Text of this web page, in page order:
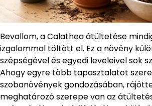
Bevallom, a Calathea átültetése
izgalommal töltött el. Ez a növény
szépségével és egyedi leveleivel sok
Ahogy egyre több tapasztalatot
szobanövények gondozásában,
meghatározó szerepe van az